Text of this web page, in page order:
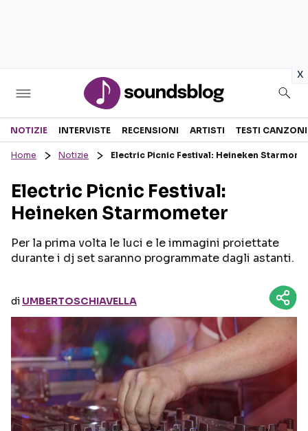
x
Sezioni
RECENSIONI MUSICALI
INTERVISTE
GOSSIP E CURIOSITÀ
TESTI CANZONI
TOUR ED EVENTI
TALENT SHOW
Seguici sui social
NOTIZIE INTERVISTE RECENSIONI ARTISTI TESTI CANZONI
Home Notizie Electric Picnic Festival: Heineken
Electric Picnic Festival:
Heineken Starmometer
Per la prima volta le luci e le immagini proiettate
durante i dj set saranno programmate dagli astanti.
di UMBERTOSCHIAVELLA